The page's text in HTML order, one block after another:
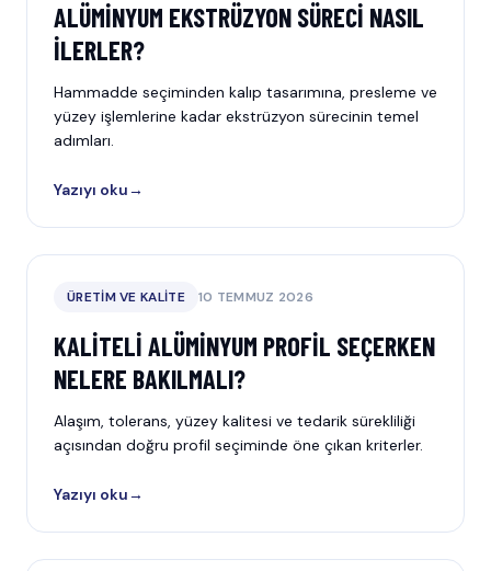
ALÜMINYUM EKSTRÜZYON SÜRECI NASIL
İLERLER?
Hammadde seçiminden kalıp tasarımına, presleme ve
yüzey işlemlerine kadar ekstrüzyon sürecinin temel
adımları.
Yazıyı oku→
ÜRETIM VE KALITE 10 TEMMUZ 2026
KALITELI ALÜMINYUM PROFIL SEÇERKEN
NELERE BAKILMALI?
Alaşım, tolerans, yüzey kalitesi ve tedarik sürekliliği
açısından doğru profil seçiminde öne çıkan kriterler.
Yazıyı oku→